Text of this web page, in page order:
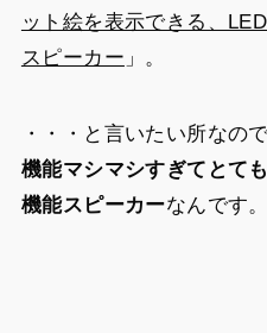
ット絵を表示できる、
スピーカー 」。
・・・と言いたい所なの
機能マシマシすぎてとて
機能スピーカーなんです。